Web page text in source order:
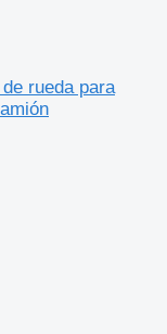
rueda para